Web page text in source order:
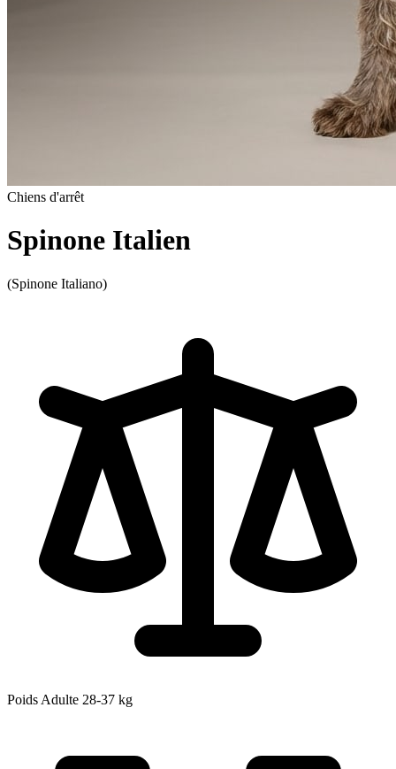
Chiens d'arrêt
Spinone Italien
(Spinone Italiano)
Poids Adulte 28-37 kg